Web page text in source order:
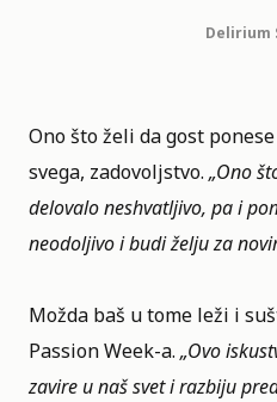
Delirium
Ono što želi da gost
svega, zadovoljstvo. „Ono
delovalo neshvatljivo, pa i
neodoljivo i budi želju za
Možda baš u tome leži i
Passion Week-a. „Ovo
zavire u naš svet i razbiju